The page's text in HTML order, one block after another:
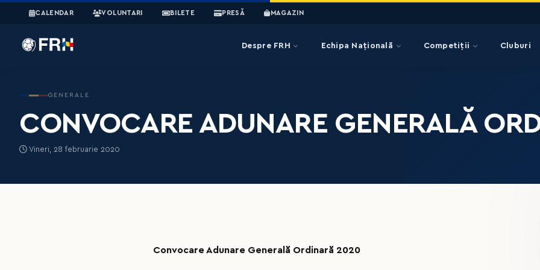
CALENDAR VOLUNTARI BILETE PRESĂ MAGAZIN
Despre FRH Echipa Națională Competiții Cluburi
GENERALE
CONVOCARE ADUNARE GENERALĂ
Vineri, 28 februarie 2020
Convocare Adunare Generală Ordinară 2020